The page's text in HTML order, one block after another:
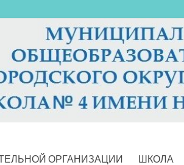
ОРГАНИЗАЦИИ ШКОЛА